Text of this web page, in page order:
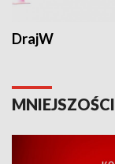
DrajW
MNIEJSZOŚCI